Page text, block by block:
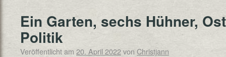
Ein Garten, sechs Hühner,
Politik
Veröffentlicht am 20. April 2022 von Christjann